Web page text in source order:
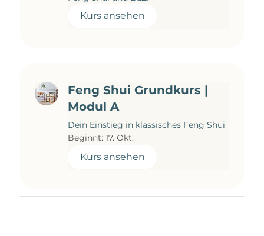
Kurs ansehen
Feng Shui Grundkurs |
Modul A
Dein Einstieg in klassisches Feng Shui
Beginnt: 17. Okt.
Kurs ansehen